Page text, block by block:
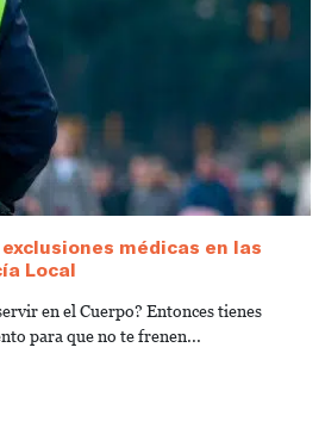
médicas en las
Local
en el Cuerpo? Entonces tienes
para que no te frenen...